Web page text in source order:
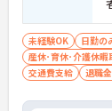
未経験OK 日勤の
産休･育休･介護休暇
交通費支給
退職